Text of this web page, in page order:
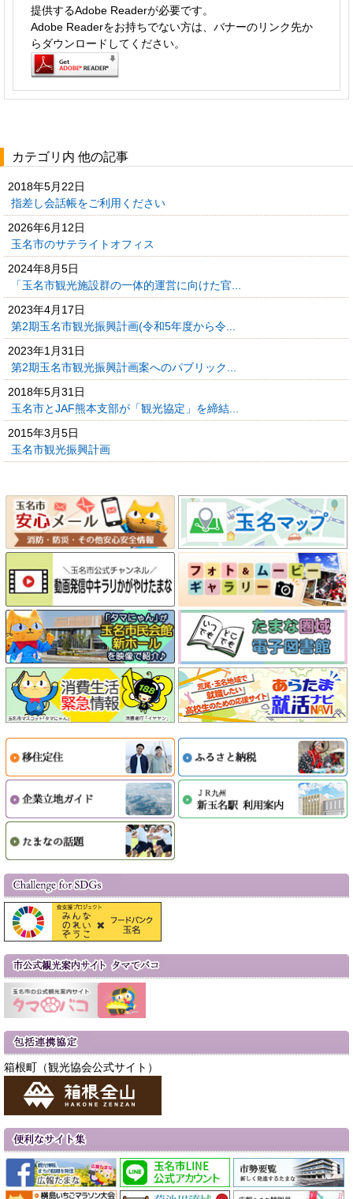
提供するAdobe Readerが必要です。
Adobe Readerをお持ちでない方は、バナーのリンク先か
らダウンロードしてください。
カテゴリ内 他の記事
2018年5月22日
指差し会話帳をご利用ください
2026年6月12日
玉名市のサテライトオフィス
2024年8月5日
「玉名市観光施設群の一体的運営に向けた官...
2023年4月17日
第2期玉名市観光振興計画(令和5年度から令...
2023年1月31日
第2期玉名市観光振興計画案へのパブリック...
2018年5月31日
玉名市とJAF熊本支部が「観光協定」を締結...
2015年3月5日
玉名市観光振興計画
箱根町（観光協会公式サイト）